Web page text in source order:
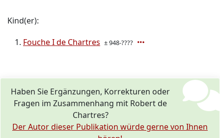
Kind(er):
Fouche I de Chartres ± 948-????
Haben Sie Ergänzungen, Korrekturen oder
Fragen im Zusammenhang mit Robert de
Chartres?
Der Autor dieser Publikation würde gerne von Ihnen